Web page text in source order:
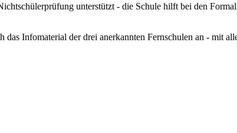
unterstützt - die Schule hilft bei den
das Infomaterial der drei anerkannten Fernschulen an - mit